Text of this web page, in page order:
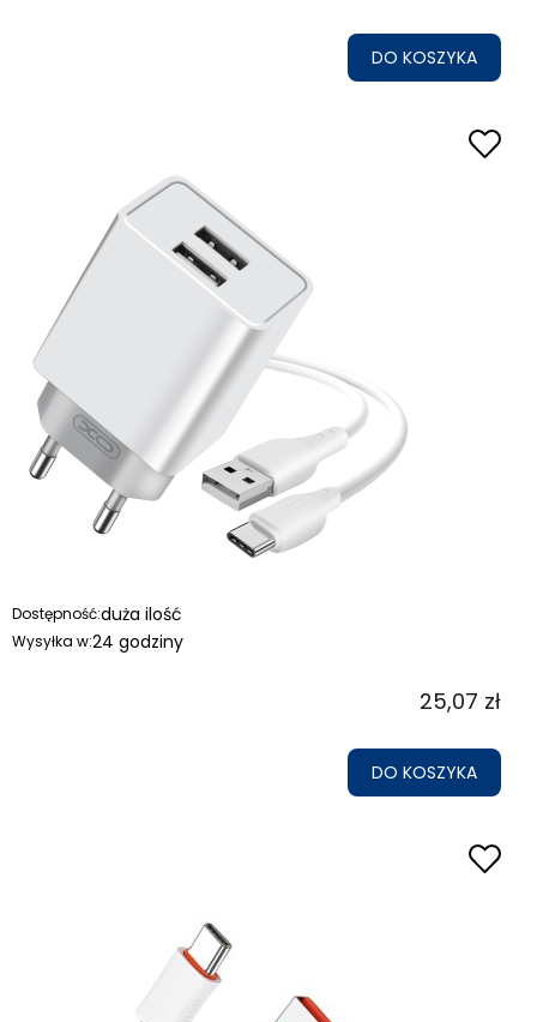
DO KOSZYKA
Dostępność:duża ilość
Wysyłka w:24 godziny
25,07 zł
DO KOSZYKA